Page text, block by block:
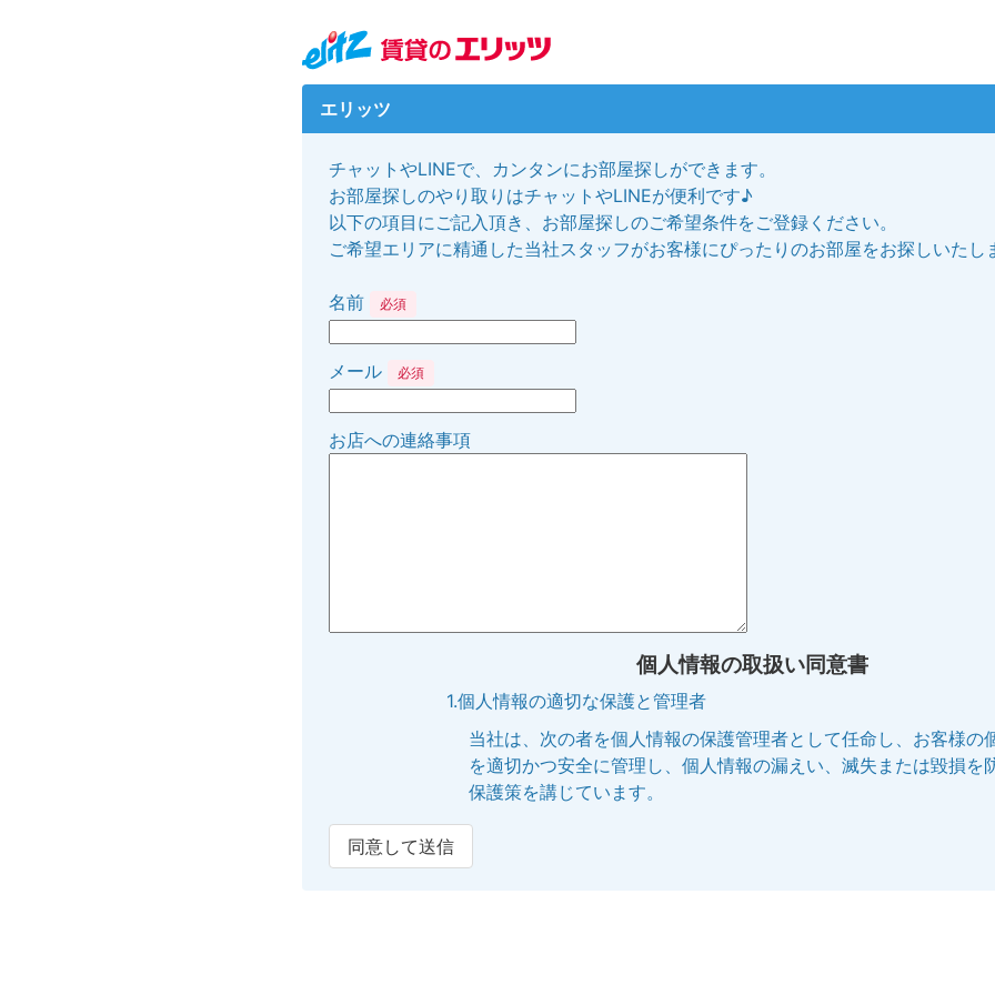
エリッツ
チャットやLINEで、カンタンにお部屋探しができます。
お部屋探しのやり取りはチャットやLINEが便利です♪
以下の項目にご記入頂き、お部屋探しのご希望条件をご登録ください。
ご希望エリアに精通した当社スタッフがお客様にぴったりのお部屋をお探しいたし
名前 必須
メール 必須
お店への連絡事項
個人情報の取扱い同意書
1.個人情報の適切な保護と管理者
当社は、次の者を個人情報の保護管理者として任命し、お客様の
を適切かつ安全に管理し、個人情報の漏えい、滅失または毀損を
保護策を講じています。
同意して送信